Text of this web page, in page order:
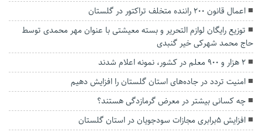
اعمال قانون ۲۰۰ راننده متخلف تراکتور در گلستان
توزیع رایگان لوازم التحریر و بسته معیشتی با عنوان مهر‌ محمدی توسط
حاج محمد شهرکی خیر گنبدی
۲ هزار و ۹۰۰ معلم در کشور، نمونه اعلام شدند
امنیت تردد در جاده‌های استان گلستان را افزایش دهیم
چه کسانی بیشتر در معرض گرمازدگی هستند؟
افزایش ۵برابری مجازات سودجویان در استان گلستان